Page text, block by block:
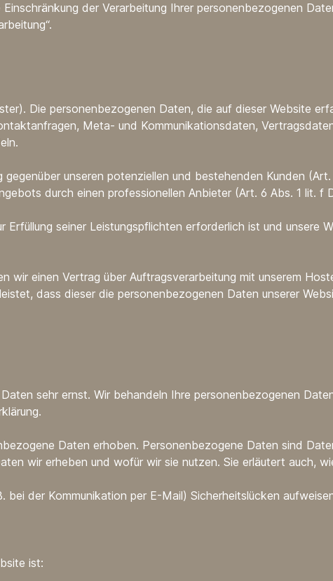
der Verarbeitung Ihrer personenbezogenen
Die personenbezogenen Daten, die auf dieser Website
Meta- und Kommunikationsdaten,
unseren potenziellen und bestehenden Kunden
durch einen professionellen Anbieter (Art. 6 Abs. 1 lit. f
seiner Leistungspflichten erforderlich ist und unsere
einen Vertrag über Auftragsverarbeitung mit unserem
dass dieser die personenbezogenen Daten unserer
sehr ernst. Wir behandeln Ihre personenbezogenen
Daten erhoben. Personenbezogene Daten sind
wir erheben und wofür wir sie nutzen. Sie erläutert auch,
der Kommunikation per E-Mail) Sicherheitslücken
ist: